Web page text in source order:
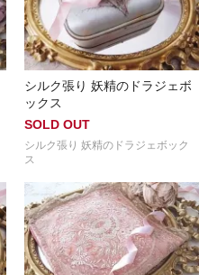
シルク張り 妖精のドラジェボ
ックス
SOLD OUT
シルク張り 妖精のドラジェボック
ス